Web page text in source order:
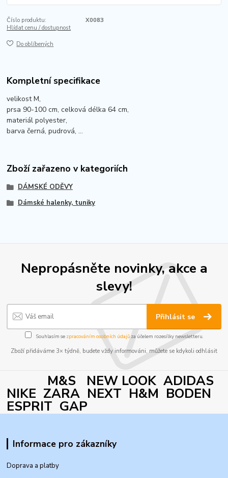
Číslo produktu:
X0083
Hlídat cenu / dostupnost
Do oblíbených
Kompletní specifikace
velikost M,
prsa 90-100 cm, celková délka 64 cm,
materiál polyester,
barva černá, pudrová, ...
Zboží zařazeno v kategoriích
DÁMSKÉ ODĚVY
Dámské halenky, tuniky
Nepropásněte novinky, akce a
slevy!
Přihlásit se
Souhlasím se zpracováním osobních údajůza účelem rozesílky newsletteru.
Zboží přidáváme 3× týdně, budete vždy informováni, můžete se kdykoli odhlásit
M&S NEW LOOK ADIDAS
NIKE ZARA NEXT H&M BODEN
ESPRIT GAP
Informace pro zákazníky
Doprava a platby